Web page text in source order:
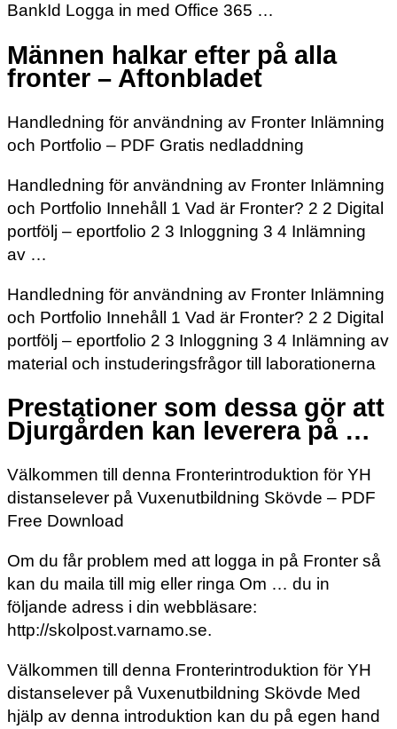
BankId Logga in med Office 365 …
Männen halkar efter på alla
fronter – Aftonbladet
Handledning för användning av Fronter Inlämning
och Portfolio – PDF Gratis nedladdning
Handledning för användning av Fronter Inlämning
och Portfolio Innehåll 1 Vad är Fronter? 2 2 Digital
portfölj – eportfolio 2 3 Inloggning 3 4 Inlämning
av …
Handledning för användning av Fronter Inlämning
och Portfolio Innehåll 1 Vad är Fronter? 2 2 Digital
portfölj – eportfolio 2 3 Inloggning 3 4 Inlämning av
material och instuderingsfrågor till laborationerna
Prestationer som dessa gör att
Djurgården kan leverera på …
Välkommen till denna Fronterintroduktion för YH
distanselever på Vuxenutbildning Skövde – PDF
Free Download
Om du får problem med att logga in på Fronter så
kan du maila till mig eller ringa Om … du in
följande adress i din webbläsare:
http://skolpost.varnamo.se.
Välkommen till denna Fronterintroduktion för YH
distanselever på Vuxenutbildning Skövde Med
hjälp av denna introduktion kan du på egen hand